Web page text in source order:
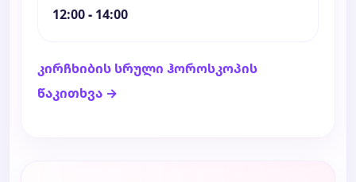
12:00 - 14:00
კირჩხიბის სრული ჰოროსკოპის
წაკითხვა →